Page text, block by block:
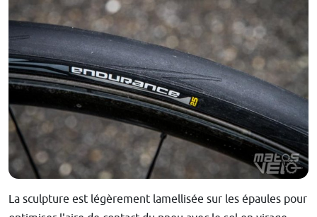
La sculpture est légèrement lamellisée sur les épaules pour